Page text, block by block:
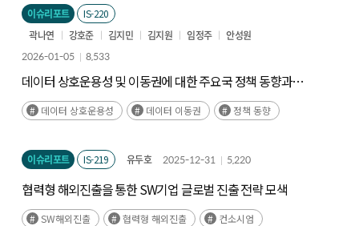
이슈리포트 IS-220
곽나연 강호준 김지민 김지원 임정주
안성원
2026-01-05
8,533
데이터 상호운용성 및 이동권에 대한 주요국 정책 동향과
시사점
데이터 상호운용성 데이터 이동권 정책 동향
이슈리포트 IS-219 유두호 2025-12-31 5,220
협력형 해외진출을 통한 SW기업 글로벌 진출 전략 모색
SW해외진출 협력형 해외진출 컨소시엄